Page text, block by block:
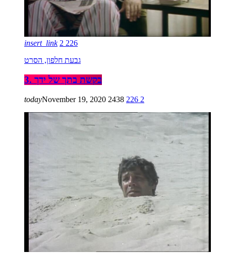
insert_link 2 226
גבעת חלפון, הסרט
3. בקשת בתך של ידך
todayNovember 19, 2020 2438 226 2